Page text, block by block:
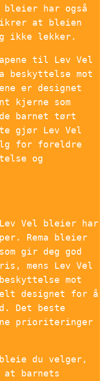
har også
at bleien
ikke lekker.
til Lev Vel
beskyttelse mot
er designet
kjerne som
barnet tørt
gjør Lev Vel
for foreldre
og
Lev Vel bleier har
Rema bleier
gir deg god
mens Lev Vel
mot
designet for å
Det beste
prioriteringer
du velger,
barnets